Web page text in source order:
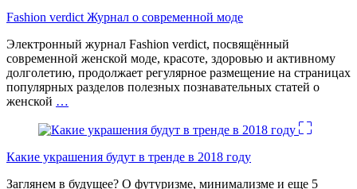
Fashion verdict Журнал о современной моде
Электронный журнал Fashion verdict, посвящённый
современной женской моде, красоте, здоровью и активному
долголетию, продолжает регулярное размещение на страницах
популярных разделов полезных познавательных статей о
женской …
Какие украшения будут в тренде в 2018 году
Заглянем в будущее? О футуризме, минимализме и еще 5